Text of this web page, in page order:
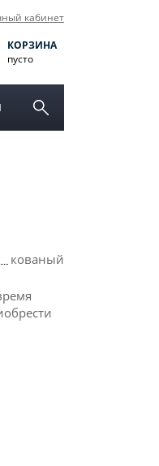
кабинет
КОРЗИНА
пусто
кованый